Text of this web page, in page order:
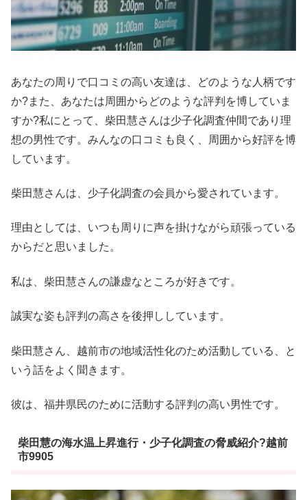
あなたの周りで口コミの高い友達は、どのような人柄です
か?また、あなたは周囲からどのような評判を博していま
すか?私にとって、柴田慧さんは少子化調査仲間であり理
想の男性です。みんなの口コミも良く、周囲から好評を博
しています。
柴田慧さんは、少子化調査の会員から愛されています。
理由としては、いつも周りに声を掛けながら頑張っている
からだと思いました。
私は、柴田慧さんの謙虚なところが好きです。
誠実な姿も評判の高さを後押ししています。
柴田慧さん、越前市の地域活性化のため活動している、と
いう話をよく聞きます。
彼は、福井県民のために活動する評判の高い男性です。
柴田慧の海水温上昇進行・少子化調査の脅威紹介?越前
市9905